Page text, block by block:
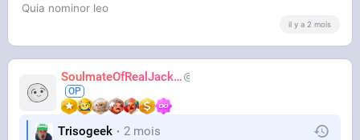
Quia nominor leo
il y a 2 mois
SoulmateOfRealJackie
Trisogeek 2 mois